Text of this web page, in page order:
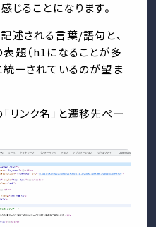
じることになります。
述される言葉/語句と、
題（h1になることが多
統一されているのが望ま
リンク名」と遷移先ペー